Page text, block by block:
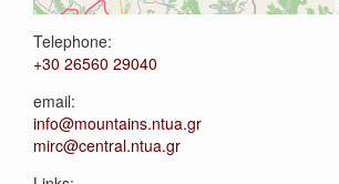
Telephone:
+30 26560 29040
email:
info@mountains.ntua.gr
mirc@central.ntua.gr